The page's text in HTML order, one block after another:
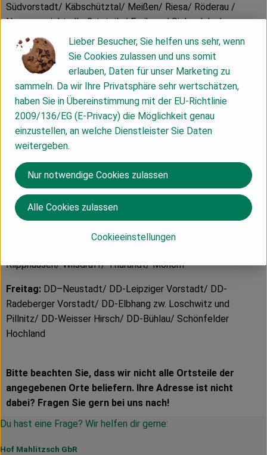
Südvorstadt/ Käbschütztal/ Meißen/ Riesa/ Röderau /
Nossen - nicht alle Ortsteile/ Freiberg/ Siebenlehn/
Großschirma/ Brand-Erbisdorf/ Weißenborn/ Reinsberg/
Halsbrücke/ Bobritzsch-Hilbersdorf/
Diera-Zehren linkselbisch gerade Woche/ Diera-Zehren
rechtselbisch ungerade Woche
Mittwoch:DD-Strehlen/ DD-Gruna/ DD-Seidnitz/ DD-
Striesen/ DD-Blasewitz/ DD-Johannstadt/ DD-Zschertnitz/
DD-Mockritz/ DD-Leubnitz-Neuostra/ DD-Prohlis/ DD-
Lockwitz/ DD-Leuben/ DD-Laubegast/ DD-Tolkewitz
Donnerstag:Coswig/ Weinböhla/ Radebeul/ Niederau/
Großenhain/ Moritzburg/ Radeburg/ Klotzsche/ Ottendorf-
Okrilla/ Langebrück/ Radeberg/ Liegau-Augustusbad/ DD-
Weißig/ DD-Radeberger Vorstadt/ DD-Innere Neustadt (zw.
Elbe und B6)/ DD-Trachau/ DD-Pieschen/ DD-Mickten/ DD-
Klipphausen/ Wilsdruff/ Tharandt/ Mohorn
Freitag: DD–Neustadt/ DD-Leipziger Vorstadt/ DD-
Radeberger Vorstadt/ DD-Elbhang zw. Loschwitz und
Pillnitz/ DD-Weisser Hirsch/ DD-Bühlau/ Schönfelder
Hochland
Bitte beachten Sie, dass wir nicht alle Ortsteile der
angegebenen Orte beliefern. Ihre Adresse ist nicht
dabei? Fragen Sie gern bei uns nach!
Du hast eine Frage? Wir helfen dir gerne:
Hof Mahlitzsch GbR
Lieber Besucher, Sie helfen uns sehr, wenn
Sie Cookies zulassen und uns somit
erlauben, Daten für unser Marketing zu
sammeln. Da wir Ihre Privatsphäre sehr wertschätzen,
haben Sie in Übereinstimmung mit der EU-Richtlinie
2009/136/EG (E-Privacy) die Möglichkeit genau
einzustellen, an welche Dienstleister Sie Daten
weitergeben.
Cookieeinstellungen
Nur notwendige Cookies zulassen
Alle Cookies zulassen